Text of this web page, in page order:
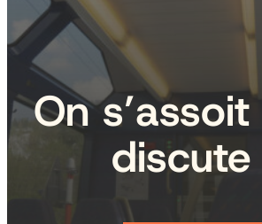
On
discute